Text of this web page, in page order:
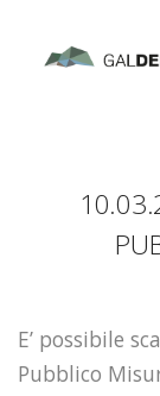
E’ possibile
Pubblico